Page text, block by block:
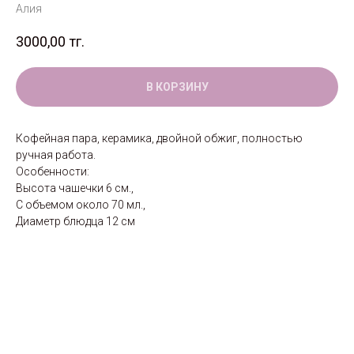
Алия
3000,00 тг.
В КОРЗИНУ
Кофейная пара, керамика, двойной обжиг, полностью
ручная работа.
Особенности:
Высота чашечки 6 см.,
С объемом около 70 мл.,
Диаметр блюдца 12 см